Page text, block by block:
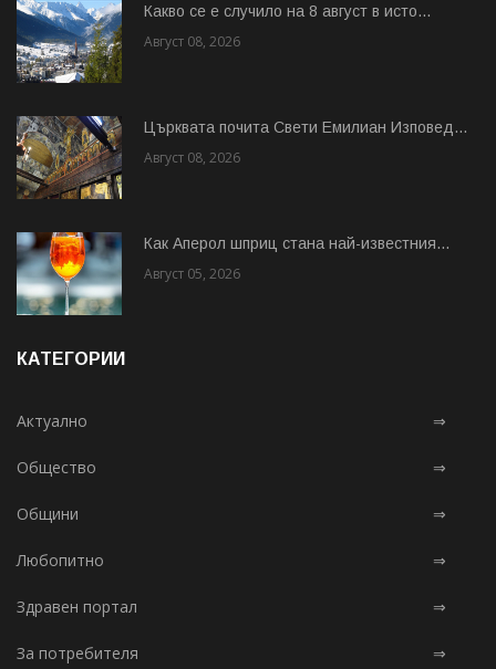
Какво се е случило на 8 август в исто...
Август 08, 2026
Църквата почита Свeти Емилиан Изповед...
Август 08, 2026
Как Аперол шприц стана най-известния...
Август 05, 2026
КАТЕГОРИИ
Актуално ⇒
Общество ⇒
Общини ⇒
Любопитно ⇒
Здравен портал ⇒
За потребителя ⇒